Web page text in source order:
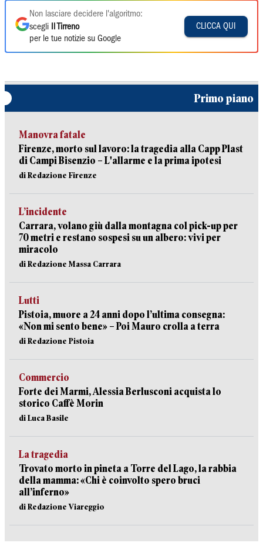
Non lasciare decidere l'algoritmo:
scegli
Il Tirreno
per le tue notizie su Google
CLICCA QUI
Primo piano
Manovra fatale
Firenze, morto sul lavoro: la tragedia alla Capp Plast
di Campi Bisenzio – L'allarme e la prima ipotesi
di Redazione Firenze
L’incidente
Carrara, volano giù dalla montagna col pick-up per
70 metri e restano sospesi su un albero: vivi per
miracolo
di Redazione Massa Carrara
Lutti
Pistoia, muore a 24 anni dopo l’ultima consegna:
«Non mi sento bene» – Poi Mauro crolla a terra
di Redazione Pistoia
Commercio
Forte dei Marmi, Alessia Berlusconi acquista lo
storico Caffè Morin
di Luca Basile
La tragedia
Trovato morto in pineta a Torre del Lago, la rabbia
della mamma: «Chi è coinvolto spero bruci
all’inferno»
di Redazione Viareggio